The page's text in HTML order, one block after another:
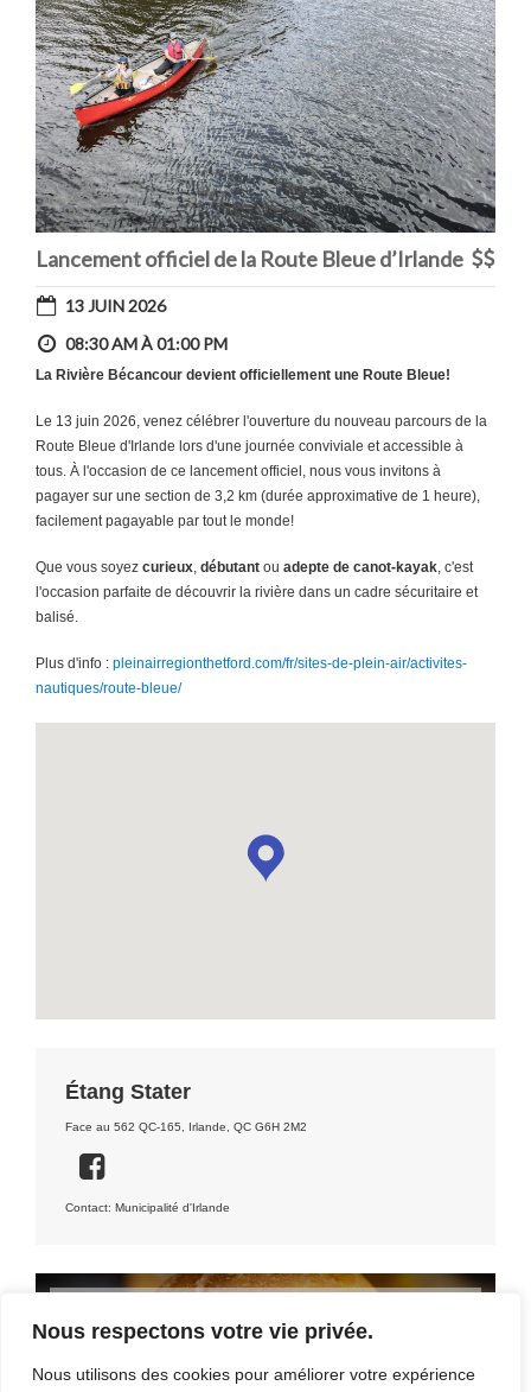
Nous respectons votre vie privée.
Nous utilisons des cookies pour améliorer votre expérience
Lancement officiel de la Route Bleue d’Irlande
13 JUIN 2026
08:30 AM À 01:00 PM
La Rivière Bécancour devient officiellement une Route Bleue!
Le 13 juin 2026, venez célébrer l'ouverture du nouveau parcours de la
Route Bleue d'Irlande lors d'une journée conviviale et accessible à
tous. À l'occasion de ce lancement officiel, nous vous invitons à
pagayer sur une section de 3,2 km (durée approximative de 1 heure),
facilement pagayable par tout le monde!
Que vous soyez curieux débutant ou adepte de canot-kayak , c'est
l'occasion parfaite de découvrir la rivière dans un cadre sécuritaire et
balisé.
Plus d'info : pleinairregionthetford.com/fr/sites-de-plein-air/activites-
nautiques/route-bleue/
Étang Stater
Face au 562 QC-165, Irlande, QC G6H 2M2
Contact: Municipalité d'Irlande
OÙ MANGER?